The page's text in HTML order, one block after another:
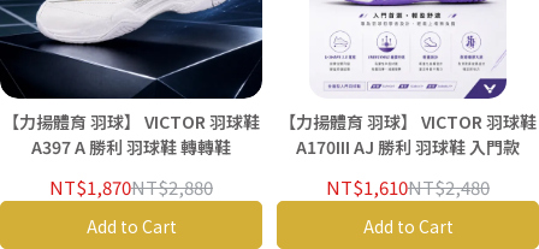
【力揚體育 羽球】 VICTOR 羽球鞋
A397 A 勝利 羽球鞋 轉轉鞋
NT$1,870NT$2,880
Add to Cart
【力揚體育 羽球】 VICTOR 羽球鞋
A170III AJ 勝利 羽球鞋 入門款
NT$1,610NT$2,480
Add to Cart